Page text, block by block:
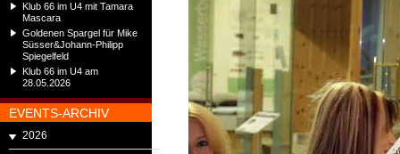
Klub 66 im U4 mit Tamara
Mascara
Goldenen Spargel für Mike
Süsser&Johann-Philipp
Spiegelfeld
Klub 66 im U4 am
28.05.2026
EVENTS-ARCHIV
2026